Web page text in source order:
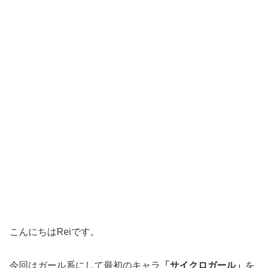
こんにちはReiです。
今回はガール系にして最初のキャラ 「サイクロガール」
を